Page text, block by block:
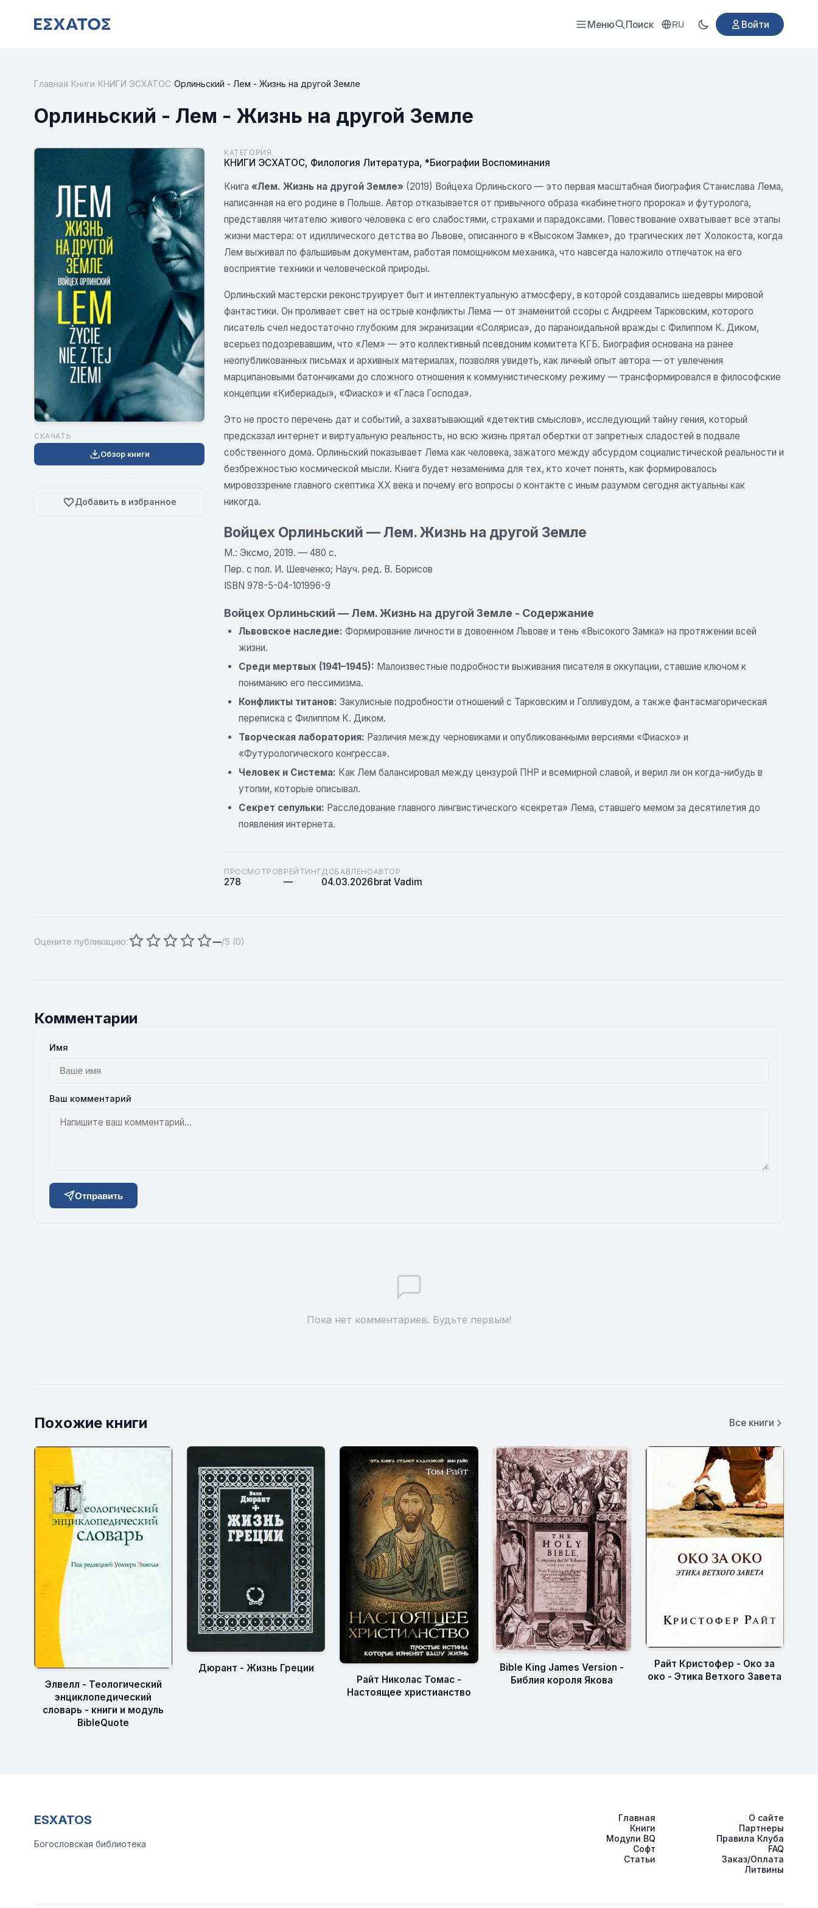
Меню Поиск RU Войти
Главная Книги КНИГИ ЭСХАТОС Орлиньский - Лем - Жизнь на другой Земле
Орлиньский - Лем - Жизнь на другой Земле
СКАЧАТЬ
Обзор книги
Добавить в избранное
КАТЕГОРИЯ
КНИГИ ЭСХАТОС, Филология Литература, *Биографии Воспоминания
Книга «Лем. Жизнь на другой Земле» (2019) Войцеха Орлиньского — это первая масштабная биография Станислава Лема,
написанная на его родине в Польше. Автор отказывается от привычного образа «кабинетного пророка» и футуролога,
представляя читателю живого человека с его слабостями, страхами и парадоксами. Повествование охватывает все этапы
жизни мастера: от идиллического детства во Львове, описанного в «Высоком Замке», до трагических лет Холокоста, когда
Лем выживал по фальшивым документам, работая помощником механика, что навсегда наложило отпечаток на его
восприятие техники и человеческой природы.
Орлиньский мастерски реконструирует быт и интеллектуальную атмосферу, в которой создавались шедевры мировой
фантастики. Он проливает свет на острые конфликты Лема — от знаменитой ссоры с Андреем Тарковским, которого
писатель счел недостаточно глубоким для экранизации «Соляриса», до параноидальной вражды с Филиппом К. Диком,
всерьез подозревавшим, что «Лем» — это коллективный псевдоним комитета КГБ. Биография основана на ранее
неопубликованных письмах и архивных материалах, позволяя увидеть, как личный опыт автора — от увлечения
марципановыми батончиками до сложного отношения к коммунистическому режиму — трансформировался в философские
концепции «Кибериады», «Фиаско» и «Гласа Господа».
Это не просто перечень дат и событий, а захватывающий «детектив смыслов», исследующий тайну гения, который
предсказал интернет и виртуальную реальность, но всю жизнь прятал обертки от запретных сладостей в подвале
собственного дома. Орлиньский показывает Лема как человека, зажатого между абсурдом социалистической реальности и
безбрежностью космической мысли. Книга будет незаменима для тех, кто хочет понять, как формировалось
мировоззрение главного скептика XX века и почему его вопросы о контакте с иным разумом сегодня актуальны как
никогда.
Войцех Орлиньский — Лем. Жизнь на другой Земле
М.: Эксмо, 2019. — 480 с.
Пер. с пол. И. Шевченко; Науч. ред. В. Борисов
ISBN 978-5-04-101996-9
Войцех Орлиньский — Лем. Жизнь на другой Земле - Содержание
Львовское наследие: Формирование личности в довоенном Львове и тень «Высокого Замка» на протяжении всей
жизни.
Среди мертвых (1941–1945): Малоизвестные подробности выживания писателя в оккупации, ставшие ключом к
пониманию его пессимизма.
Конфликты титанов: Закулисные подробности отношений с Тарковским и Голливудом, а также фантасмагорическая
переписка с Филиппом К. Диком.
Творческая лаборатория: Различия между черновиками и опубликованными версиями «Фиаско» и
«Футурологического конгресса».
Человек и Система: Как Лем балансировал между цензурой ПНР и всемирной славой, и верил ли он когда-нибудь в
утопии, которые описывал.
Секрет сепульки: Расследование главного лингвистического «секрета» Лема, ставшего мемом за десятилетия до
появления интернета.
ПРОСМОТРОВ
278
РЕЙТИНГ
—
ДОБАВЛЕНО
04.03.2026
АВТОР
brat Vadim
Оцените публикацию: —/5 (0)
Комментарии
Имя
Ваш комментарий
Отправить
Пока нет комментариев. Будьте первым!
Похожие книги Все книги
Элвелл - Теологический
энциклопедический
словарь - книги и модуль
BibleQuote
Дюрант - Жизнь Греции
Райт Николас Томас -
Настоящее христианство
Bible King James Version -
Библия короля Якова
Райт Кристофер - Око за
око - Этика Ветхого Завета
ESXATOS
Богословская библиотека
Главная
Книги
Модули BQ
Софт
Статьи
О сайте
Партнеры
Правила Клуба
FAQ
Заказ/Оплата
Литвины